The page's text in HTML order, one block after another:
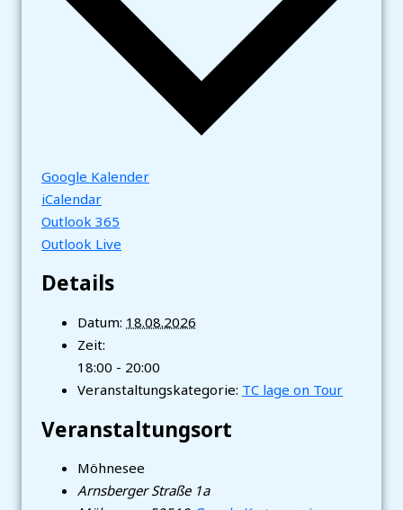
Google Kalender
iCalendar
Outlook 365
Outlook Live
Details
Datum: 18.08.2026
Zeit:
18:00 - 20:00
Veranstaltungskategorie: TC lage on Tour
Veranstaltungsort
Möhnesee
Arnsberger Straße 1a